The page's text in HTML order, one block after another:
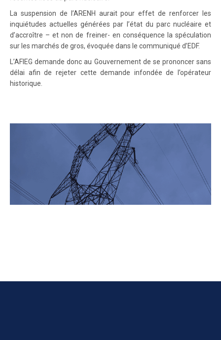
La suspension de l’ARENH aurait pour effet de renforcer les
inquiétudes actuelles générées par l’état du parc nucléaire et
d’accroître – et non de freiner- en conséquence la spéculation
sur les marchés de gros, évoquée dans le communiqué d’EDF.
L’AFIEG demande donc au Gouvernement de se prononcer sans
délai afin de rejeter cette demande infondée de l’opérateur
historique.